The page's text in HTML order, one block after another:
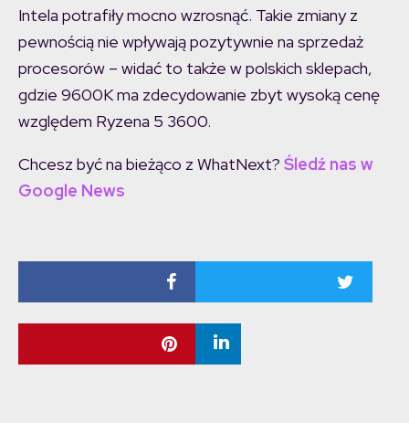
Intela potrafiły mocno wzrosnąć. Takie zmiany z
pewnością nie wpływają pozytywnie na sprzedaż
procesorów – widać to także w polskich sklepach,
gdzie 9600K ma zdecydowanie zbyt wysoką cenę
względem Ryzena 5 3600.
Chcesz być na bieżąco z WhatNext? Śledź nas w
Google News